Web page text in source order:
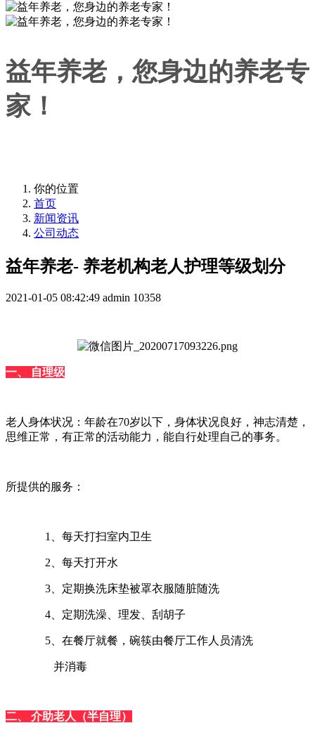
益年养老，您身边的养老专
家！
你的位置
首页
新闻资讯
公司动态
益年养老- 养老机构老人护理等级划分
2021-01-05 08:42:49 admin 10358
一、 自理级
老人身体状况：年龄在70岁以下，身体状况良好，神志清楚，
思维正常，有正常的活动能力，能自行处理自己的事务。
所提供的服务：
1、每天打扫室内卫生
2、每天打开水
3、定期换洗床垫被罩衣服随脏随洗
4、定期洗澡、理发、刮胡子
5、在餐厅就餐，碗筷由餐厅工作人员清洗
并消毒
二、 介助老人（半自理）